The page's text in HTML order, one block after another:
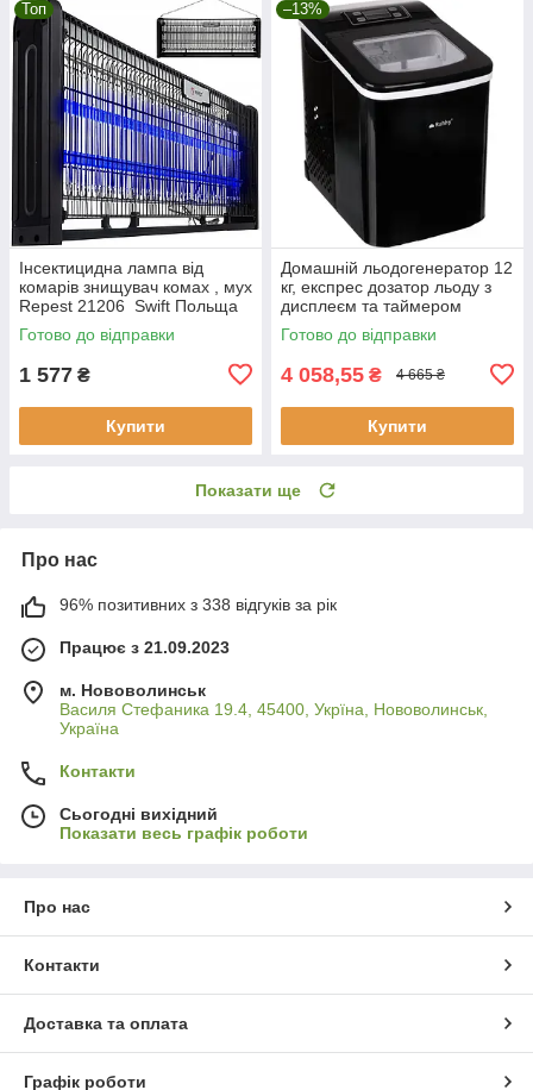
Топ
Інсектицидна лампа від
комарів знищувач комах , мух
Repest 21206 Swift Польща
Готово до відправки
1 577 ₴
Купити
–13%
Домашній льодогенератор 12
кг, експрес дозатор льоду з
дисплеєм та таймером
Ruhhy 25565
Готово до відправки
4 058,55 ₴ 4 665 ₴
Купити
Показати ще
Про нас
96% позитивних з 338 відгуків за рік
Працює з 21.09.2023
м. Нововолинськ
Василя Стефаника 19.4, 45400, Укрїна, Нововолинськ,
Україна
Контакти
Сьогодні вихідний
Показати весь графік роботи
Про нас
Контакти
Доставка та оплата
Графік роботи